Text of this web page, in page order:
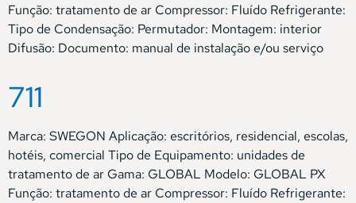
Função: tratamento de ar Compressor: Fluído Refrigerante:
Tipo de Condensação: Permutador: Montagem: interior
Difusão: Documento: manual de instalação e/ou serviço
711
Marca: SWEGON Aplicação: escritórios, residencial, escolas,
hotéis, comercial Tipo de Equipamento: unidades de
tratamento de ar Gama: GLOBAL Modelo: GLOBAL PX
Função: tratamento de ar Compressor: Fluído Refrigerante: